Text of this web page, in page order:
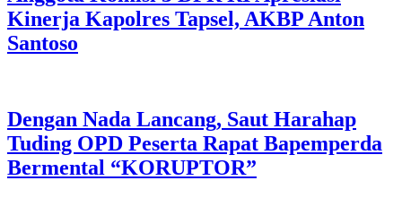
Kinerja Kapolres Tapsel, AKBP Anton
Santoso
Dengan Nada Lancang, Saut Harahap
Tuding OPD Peserta Rapat Bapemperda
Bermental “KORUPTOR”